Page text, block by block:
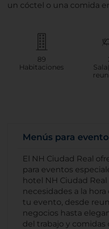
un cóctel o una comida
89
Habitaciones
Menús para
El NH Ciudad Real
para eventos
hotel NH Ciudad
necesidades a la
tu evento, desde
negocios hasta
del trabajo y comidas